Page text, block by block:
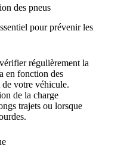
des pneus
pour prévenir les
régulièrement la
en fonction des
votre véhicule.
de la charge
trajets ou lorsque